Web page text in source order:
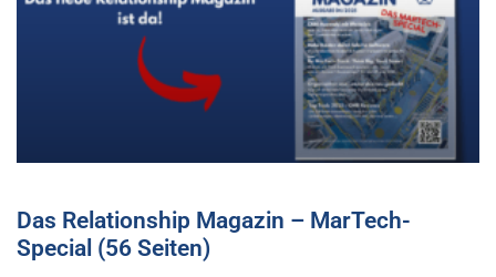
Das Relationship Magazin – MarTech-
Special (56 Seiten)